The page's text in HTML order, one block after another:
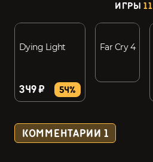
ИГРЫ11
Dying Light
349 ₽ 54%
Far Cry 4
КОММЕНТАРИИ 1